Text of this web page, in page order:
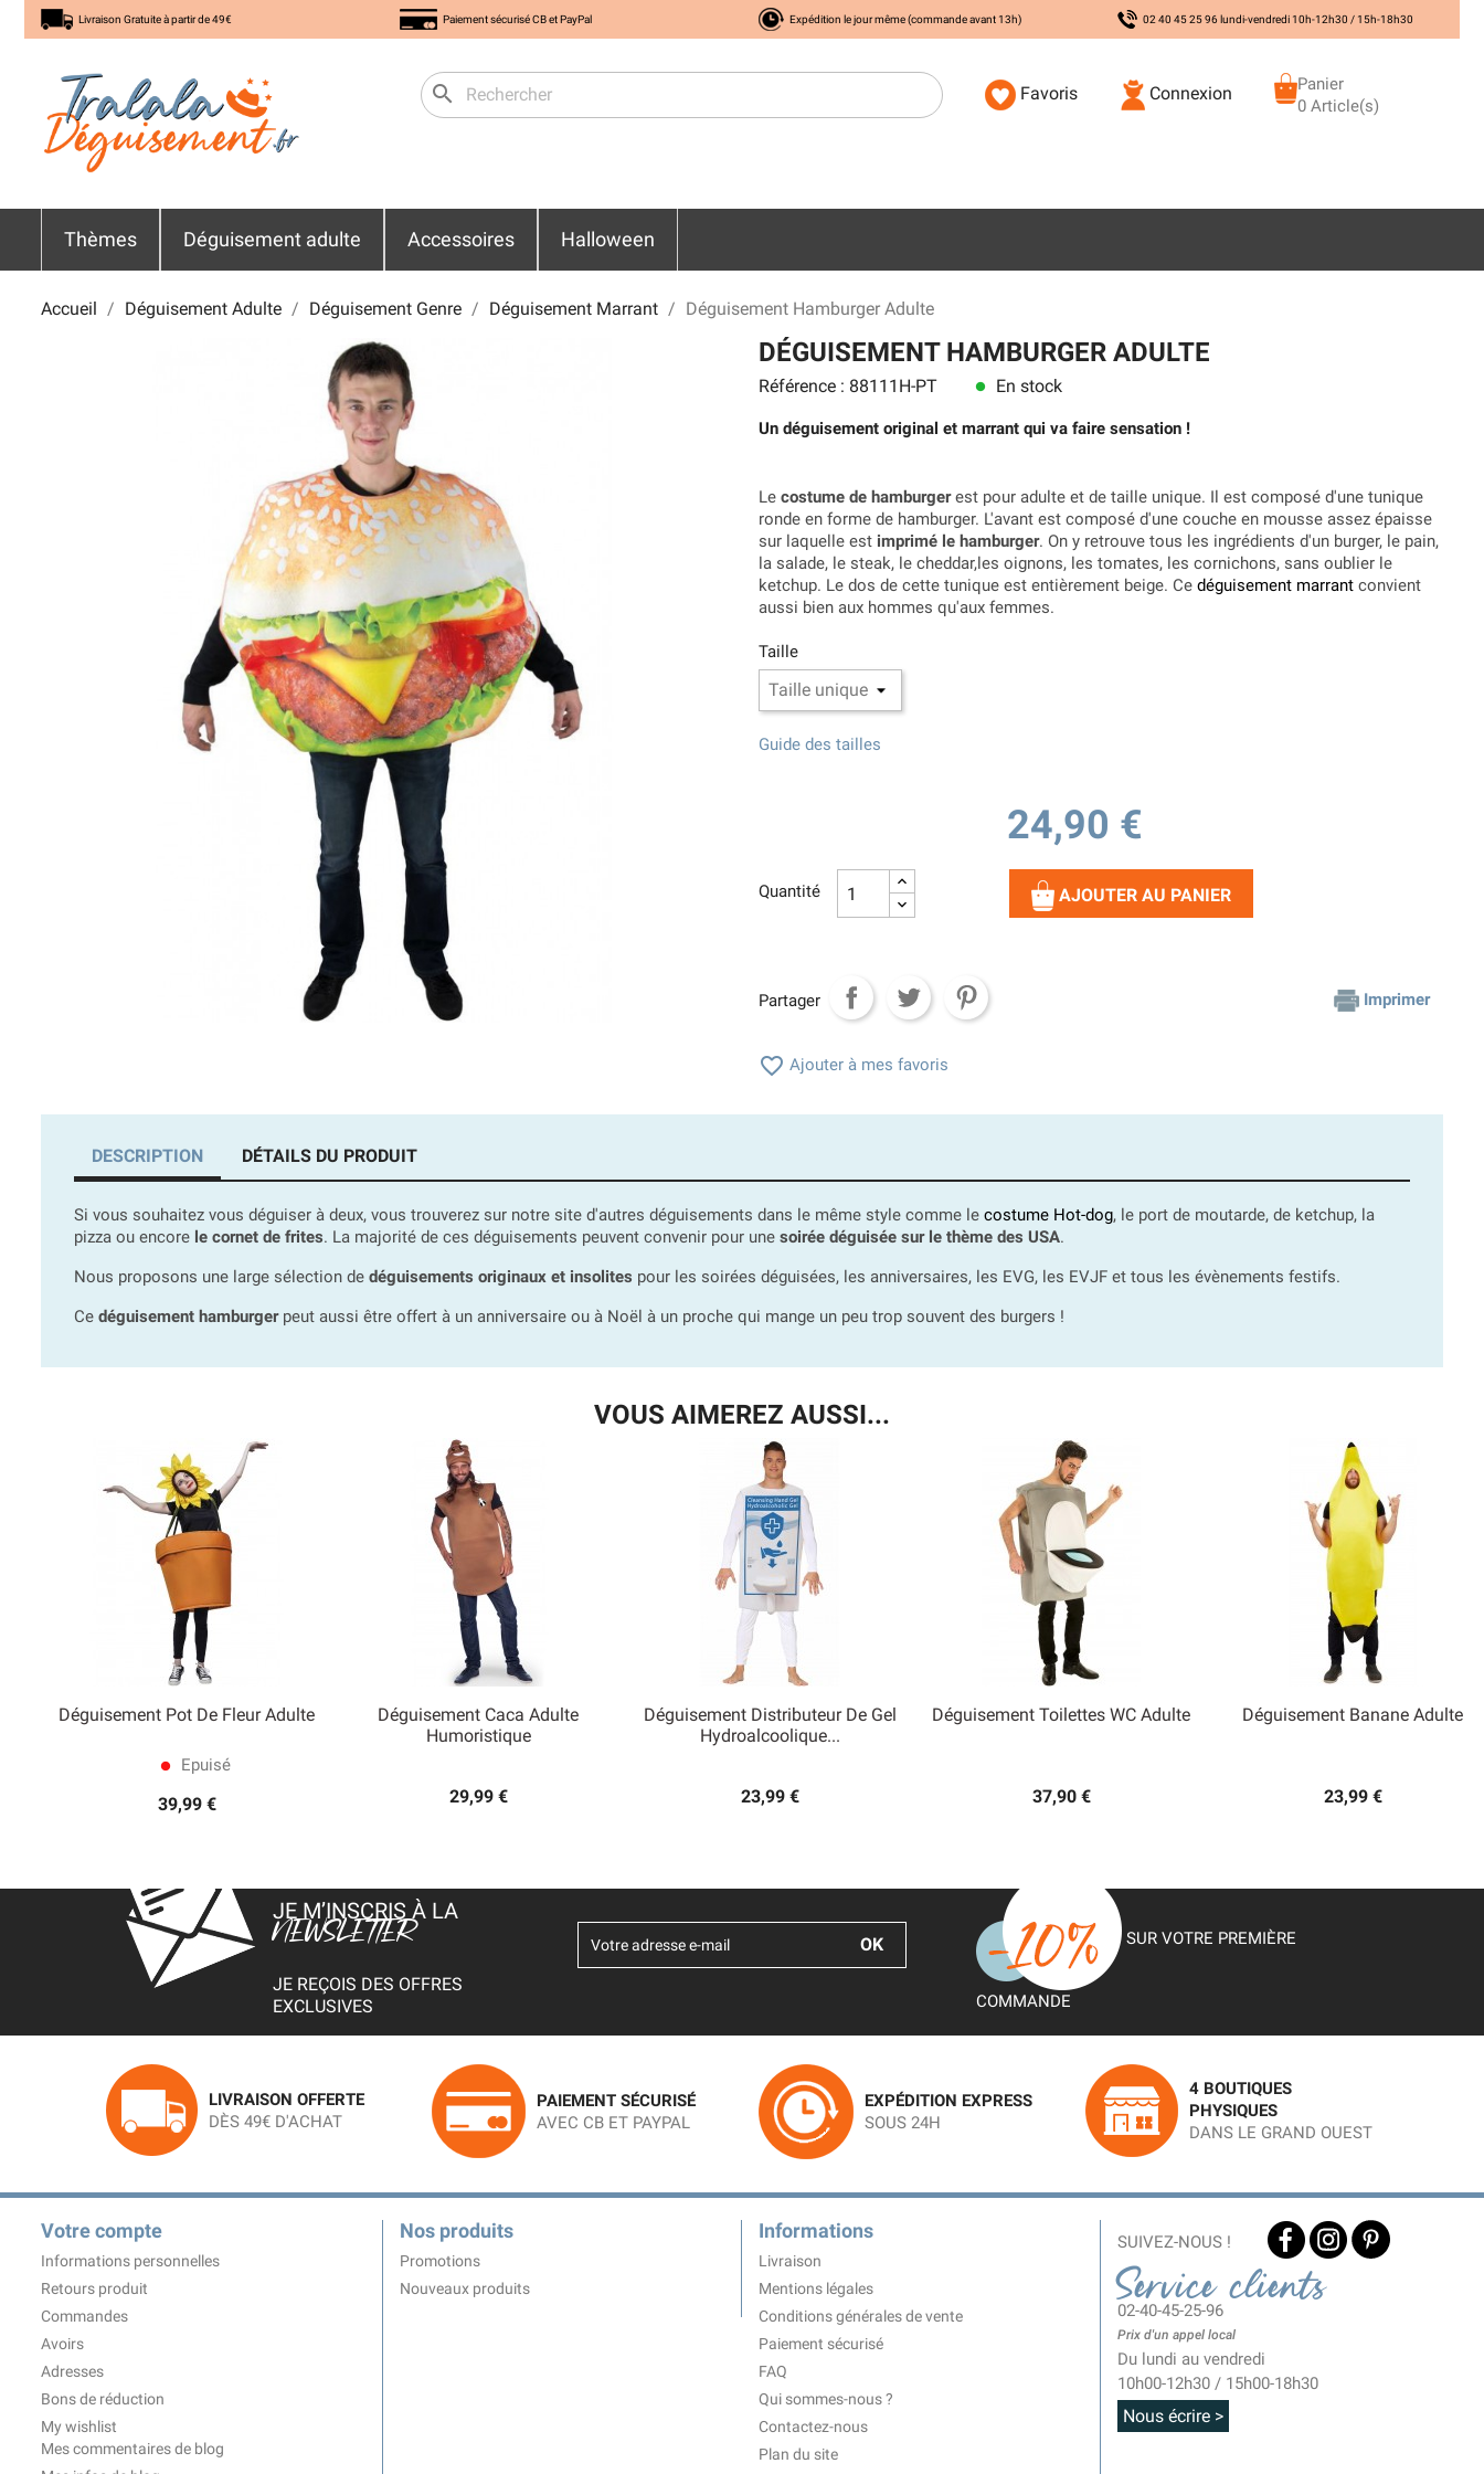
Livraison Gratuite à partir de 49€ Paiement sécurisé CB et PayPal Expédition le jour même (commande avant 13h) 02 40 45 25 96 lundi-vendredi 10h-12h30 / 15h-18h30
search Favoris Connexion
Panier
0 Article(s)
Thèmes Déguisement adulte Accessoires Halloween
Accueil Déguisement Adulte Déguisement Genre Déguisement Marrant Déguisement Hamburger Adulte
DÉGUISEMENT HAMBURGER ADULTE
Référence : 88111H-PT lens En stock
Un déguisement original et marrant qui va faire sensation !
Le costume de hamburgerest pour adulte et de taille unique. Il est composé d'une tunique
ronde en forme de hamburger. L'avant est composé d'une couche en mousse assez épaisse
sur laquelle est imprimé le hamburger. On y retrouve tous les ingrédients d'un burger, le pain,
la salade, le steak, le cheddar,les oignons, les tomates, les cornichons, sans oublier le
ketchup. Le dos de cette tunique est entièrement beige. Ce déguisement marrant convient
aussi bien aux hommes qu'aux femmes.
Taille
Guide des tailles
24,90 €
Quantité AJOUTER AU PANIER
Partager Imprimer
 Ajouter à mes favoris
DESCRIPTION DÉTAILS DU PRODUIT
Si vous souhaitez vous déguiser à deux, vous trouverez sur notre site d'autres déguisements dans le même style comme le costume Hot-dog, le port de moutarde, de ketchup, la
pizza ou encore le cornet de frites. La majorité de ces déguisements peuvent convenir pour une soirée déguisée sur le thème des USA.
Nous proposons une large sélection de déguisements originaux et insolites pour les soirées déguisées, les anniversaires, les EVG, les EVJF et tous les évènements festifs.
Ce déguisement hamburgerpeut aussi être offert à un anniversaire ou à Noël à un proche qui mange un peu trop souvent des burgers !
VOUS AIMEREZ AUSSI...
Déguisement Pot De Fleur Adulte
lens Epuisé
39,99 €
Déguisement Caca Adulte
Humoristique
29,99 €
Aperçu rapide
Déguisement Distributeur De Gel
Hydroalcoolique...
23,99 €
Aperçu rapide
Déguisement Toilettes WC Adulte
37,90 €
Déguisement Banane Adulte
23,99 €
JE M’INSCRIS À LA
NEWSLETTER
JE REÇOIS DES OFFRES
EXCLUSIVES
SUR VOTRE PREMIÈRE
COMMANDE
LIVRAISON OFFERTE
DÈS 49€ D'ACHAT
PAIEMENT SÉCURISÉ
AVEC CB ET PAYPAL
EXPÉDITION EXPRESS
SOUS 24H
4 BOUTIQUES
PHYSIQUES
DANS LE GRAND OUEST
Votre compte
Informations personnelles
Retours produit
Commandes
Avoirs
Adresses
Bons de réduction
My wishlist
Mes commentaires de blog
Nos produits
Promotions
Nouveaux produits
Informations
Livraison
Mentions légales
Conditions générales de vente
Paiement sécurisé
FAQ
Qui sommes-nous ?
Contactez-nous
Plan du site
SUIVEZ-NOUS !
Service clients
02-40-45-25-96
Prix d'un appel local
Du lundi au vendredi
10h00-12h30 / 15h00-18h30
Nous écrire >